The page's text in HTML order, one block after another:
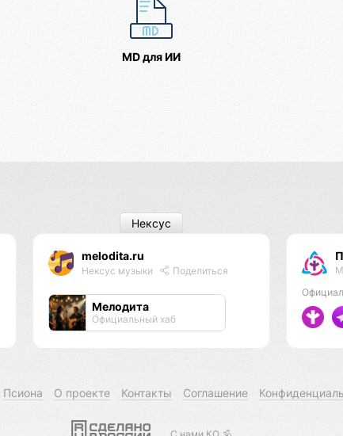
MD для ИИ
melodita.ru
Нексус музыки Поделиться
Мелодита
Официальный хаб
Нексус
Псиона О проекте Контакты Соглашение